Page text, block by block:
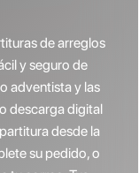
de arreglos
y seguro de
adventista y las
descarga digital
desde la
su pedido, o